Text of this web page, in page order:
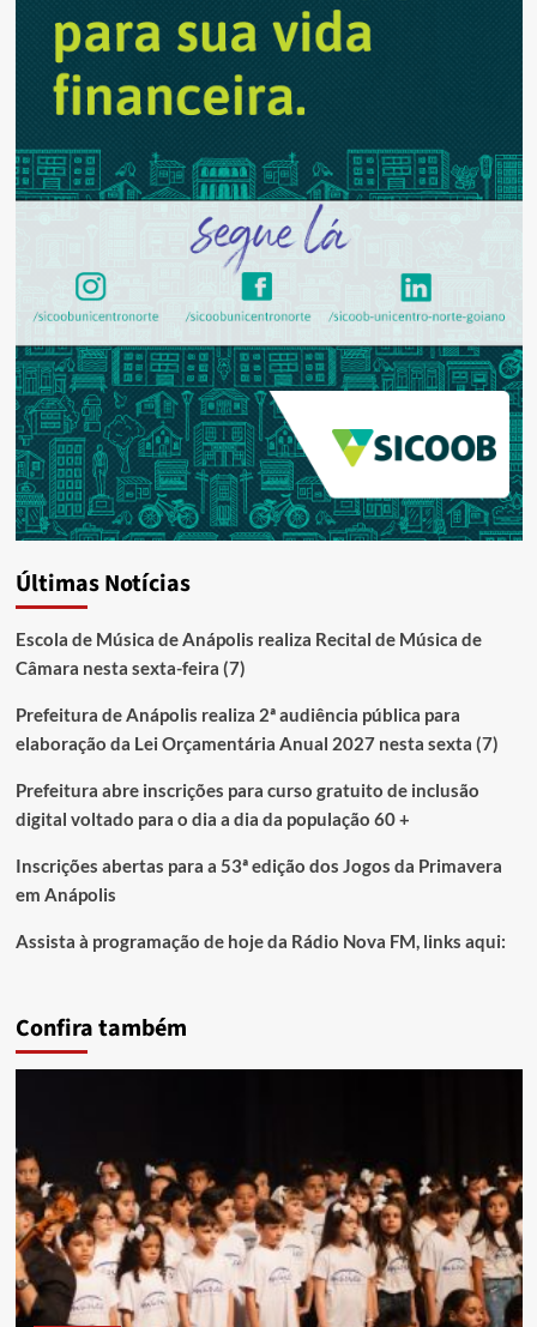
Últimas Notícias
Escola de Música de Anápolis realiza Recital de Música de
Câmara nesta sexta-feira (7)
Prefeitura de Anápolis realiza 2ª audiência pública para
elaboração da Lei Orçamentária Anual 2027 nesta sexta (7)
Prefeitura abre inscrições para curso gratuito de inclusão
digital voltado para o dia a dia da população 60 +
Inscrições abertas para a 53ª edição dos Jogos da Primavera
em Anápolis
Assista à programação de hoje da Rádio Nova FM, links aqui:
Confira também